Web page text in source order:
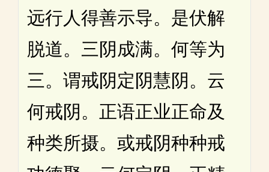
远行人得善示导。是伏解
脱道。三阴成满。何等为
三。谓戒阴定阴慧阴。云
何戒阴。正语正业正命及
种类所摄。或戒阴种种戒